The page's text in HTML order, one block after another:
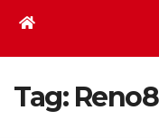
Tag: Reno8